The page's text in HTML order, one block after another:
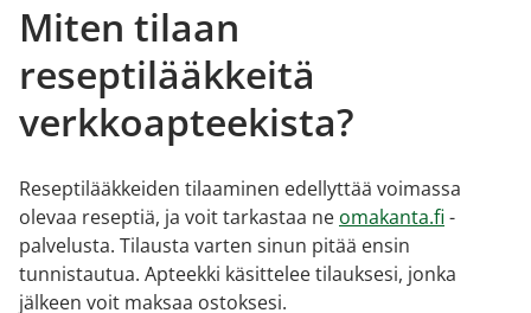
Miten tilaan
reseptilääkkeitä
verkkoapteekista?
Reseptilääkkeiden tilaaminen edellyttää voimassa
olevaa reseptiä, ja voit tarkastaa ne omakanta.fi -
palvelusta. Tilausta varten sinun pitää ensin
tunnistautua. Apteekki käsittelee tilauksesi, jonka
jälkeen voit maksaa ostoksesi.